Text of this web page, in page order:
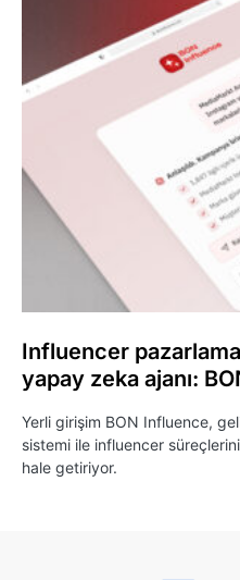
Influencer
yapay zeka ajanı:
Yerli girişim BON Influence,
sistemi ile influencer
hale getiriyor.